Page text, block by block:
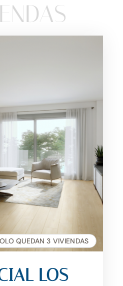
QUEDAN 3 VIVIENDAS
LOS